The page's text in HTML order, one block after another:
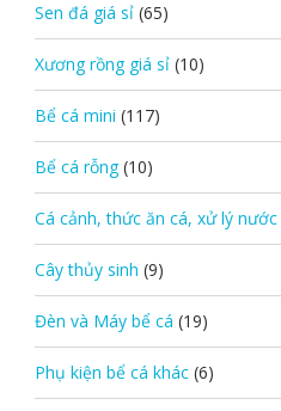
Sen đá giá sỉ (65)
Xương rồng giá sỉ (10)
Bể cá mini (117)
Bể cá rỗng (10)
Cá cảnh, thức ăn cá, xử lý nước
Cây thủy sinh (9)
Đèn và Máy bể cá (19)
Phụ kiện bể cá khác (6)